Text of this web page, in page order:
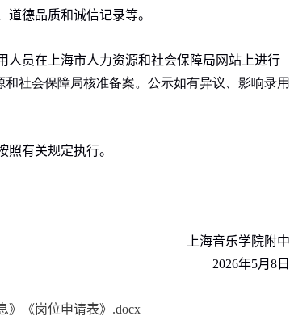
德品质和诚信记录等。
人员在上海市人力资源和社会保障局网站上进行
社会保障局核准备案。公示如有异议、影响录用
照有关规定执行。
上海音乐学院附中
2026年5月 8 日
》《岗位申请表》.docx